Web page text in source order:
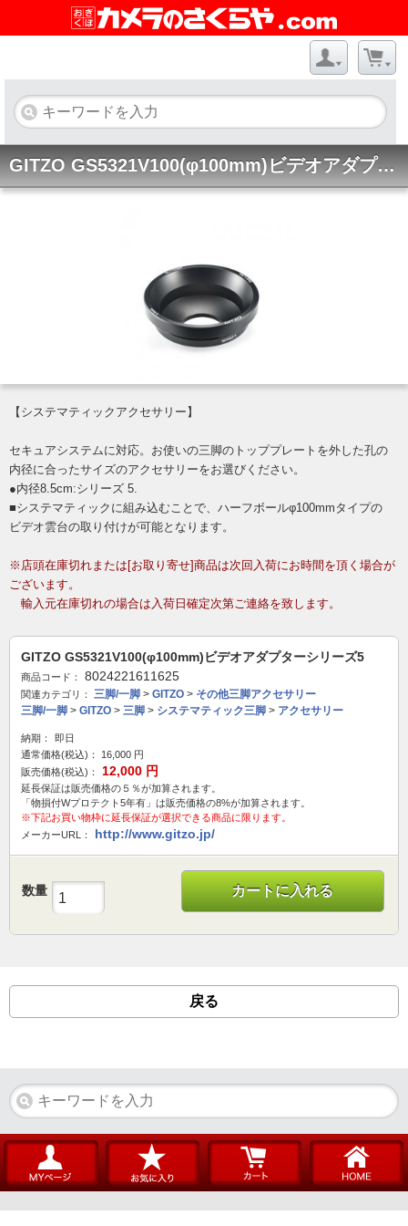
GITZO GS5321V100(φ100mm)ビデオアダプターシリーズ5
【システマティックアクセサリー】
セキュアシステムに対応。お使いの三脚のトッププレートを外した孔の
内径に合ったサイズのアクセサリーをお選びください。
●内径8.5cm:シリーズ 5.
■システマティックに組み込むことで、ハーフボールφ100mmタイプの
ビデオ雲台の取り付けが可能となります。
※店頭在庫切れまたは[お取り寄せ]商品は次回入荷にお時間を頂く場合が
ございます。
輸入元在庫切れの場合は入荷日確定次第ご連絡を致します。
GITZO GS5321V100(φ100mm)ビデオアダプターシリーズ5
商品コード： 8024221611625
関連カテゴリ： 三脚/一脚 > GITZO > その他三脚アクセサリー
三脚/一脚 > GITZO > 三脚 > システマティック三脚 > アクセサリー
納期：
即日
通常価格(税込)：
16,000 円
販売価格(税込)：
12,000 円
延長保証は販売価格の５％が加算されます。
「物損付Wプロテクト5年有」は販売価格の8%が加算されます。
※下記お買い物枠に延長保証が選択できる商品に限ります。
メーカーURL：
http://www.gitzo.jp/
数量 カートに入れる
戻る